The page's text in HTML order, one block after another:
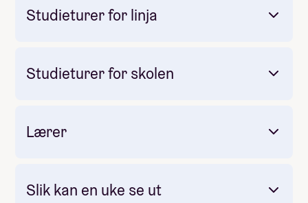
Studieturer for linja
Obligatorisk: Ja
Studieturer for skolen
Obligatorisk: Nei
nærmere bestemt Hollywood i Los Angeles!
Lærer
Slik kan en uke se ut